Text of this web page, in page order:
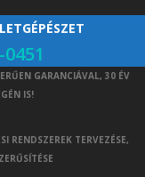
GARANCIÁVAL, 30 ÉV
IS!
RENDSZEREK TERVEZÉSE,